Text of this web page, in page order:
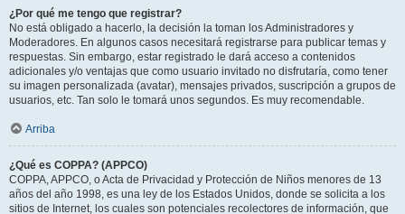
¿Por qué me tengo que registrar?
No está obligado a hacerlo, la decisión la toman los Administradores y
Moderadores. En algunos casos necesitará registrarse para publicar temas y
respuestas. Sin embargo, estar registrado le dará acceso a contenidos
adicionales y/o ventajas que como usuario invitado no disfrutaría, como tener
su imagen personalizada (avatar), mensajes privados, suscripción a grupos de
usuarios, etc. Tan solo le tomará unos segundos. Es muy recomendable.
Arriba
¿Qué es COPPA? (APPCO)
COPPA, APPCO, o Acta de Privacidad y Protección de Niños menores de 13
años del año 1998, es una ley de los Estados Unidos, donde se solicita a los
sitios de Internet, los cuales son potenciales recolectores de información, que